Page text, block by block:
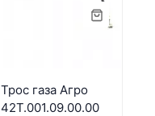
Трос газа Агро
42Т.001.09.00.00